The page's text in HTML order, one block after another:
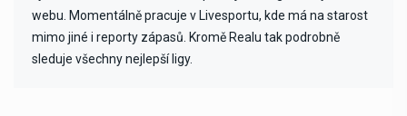
webu. Momentálně pracuje v Livesportu, kde má na starost
mimo jiné i reporty zápasů. Kromě Realu tak podrobně
sleduje všechny nejlepší ligy.